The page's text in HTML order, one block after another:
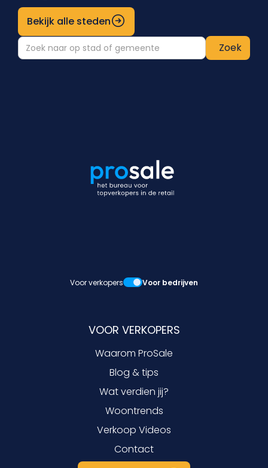
Bekijk alle steden
Voor verkopers Voor bedrijven
VOOR VERKOPERS
Waarom ProSale
Blog & tips
Wat verdien jij?
Woontrends
Verkoop Videos
Contact